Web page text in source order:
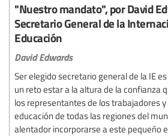
"Nuestro mandato", por David
Secretario General de la
Educación
David Edwards
Ser elegido secretario general de la IE
un reto estar a la altura de la confianza
los representantes de los trabajadores
educación de todas las regiones del
alentador incorporarse a este pequeño